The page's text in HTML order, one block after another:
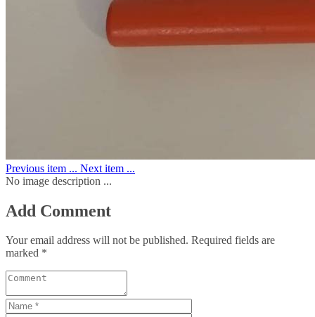
Previous item ... Next item ...
No image description ...
Add Comment
Your email address will not be published. Required fields are
marked *